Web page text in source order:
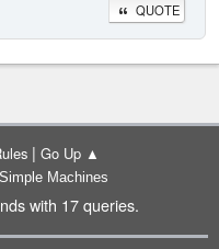
QUOTE
| Go Up ▲
Simple Machines
with 17 queries.